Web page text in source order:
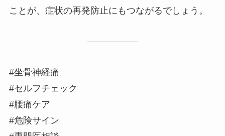
ことが、症状の再発防止にもつながるでしょう。
#坐骨神経痛
#セルフチェック
#腰痛ケア
#危険サイン